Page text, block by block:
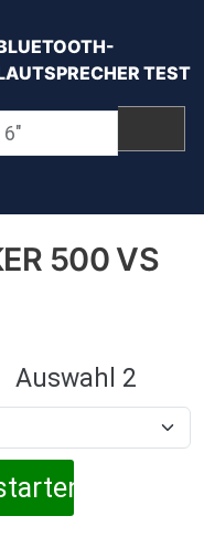
TEST
500 VS
Auswahl 2